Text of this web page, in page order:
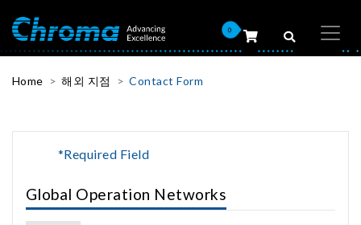
0
Home 해외 지점 Contact Form
*Required Field
Global Operation Networks